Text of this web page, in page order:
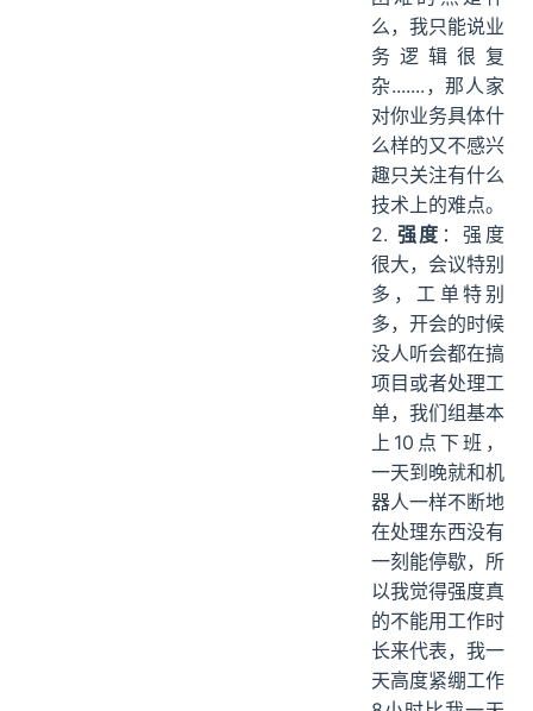
么，我只能说业
务逻辑很复
杂.......，那人家
对你业务具体什
么样的又不感兴
趣只关注有什么
技术上的难点。
2. 强度 ：强度
很大，会议特别
多，工单特别
多，开会的时候
没人听会都在搞
项目或者处理工
单，我们组基本
上10点下班，
一天到晚就和机
器人一样不断地
在处理东西没有
一刻能停歇，所
以我觉得强度真
的不能用工作时
长来代表，我一
天高度紧绷工作